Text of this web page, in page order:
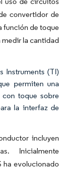
convertidor de
función de toque
medir la cantidad
Instruments (TI)
permiten una
toque sobre
la interfaz de
incluyen
Inicialmente
ha evolucionado